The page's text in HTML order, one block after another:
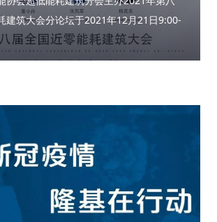
建筑大会分论坛于2021年12月21日9:00-